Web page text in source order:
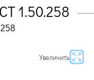
1.50.258
Увеличить